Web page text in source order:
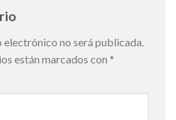
no será publicada.
están marcados con *